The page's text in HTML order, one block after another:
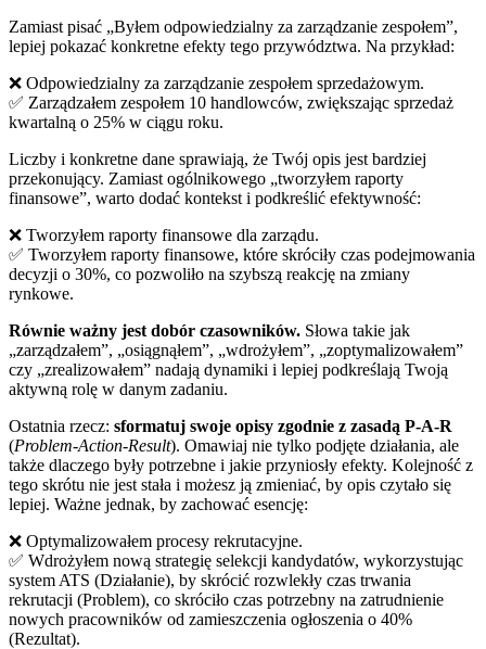
Zamiast pisać „Byłem odpowiedzialny za zarządzanie zespołem”,
lepiej pokazać konkretne efekty tego przywództwa. Na przykład:
❌ Odpowiedzialny za zarządzanie zespołem sprzedażowym.
✅ Zarządzałem zespołem 10 handlowców, zwiększając sprzedaż
kwartalną o 25% w ciągu roku.
Liczby i konkretne dane sprawiają, że Twój opis jest bardziej
przekonujący. Zamiast ogólnikowego „tworzyłem raporty
finansowe”, warto dodać kontekst i podkreślić efektywność:
❌ Tworzyłem raporty finansowe dla zarządu.
✅ Tworzyłem raporty finansowe, które skróciły czas podejmowania
decyzji o 30%, co pozwoliło na szybszą reakcję na zmiany
rynkowe.
Równie ważny jest dobór czasowników. Słowa takie jak
„zarządzałem”, „osiągnąłem”, „wdrożyłem”, „zoptymalizowałem”
czy „zrealizowałem” nadają dynamiki i lepiej podkreślają Twoją
aktywną rolę w danym zadaniu.
Ostatnia rzecz: sformatuj swoje opisy zgodnie z zasadą P-A-R
(Problem-Action-Result). Omawiaj nie tylko podjęte działania, ale
także dlaczego były potrzebne i jakie przyniosły efekty. Kolejność z
tego skrótu nie jest stała i możesz ją zmieniać, by opis czytało się
lepiej. Ważne jednak, by zachować esencję:
❌ Optymalizowałem procesy rekrutacyjne.
✅ Wdrożyłem nową strategię selekcji kandydatów, wykorzystując
system ATS (Działanie), by skrócić rozwlekły czas trwania
rekrutacji (Problem), co skróciło czas potrzebny na zatrudnienie
nowych pracowników od zamieszczenia ogłoszenia o 40%
(Rezultat).